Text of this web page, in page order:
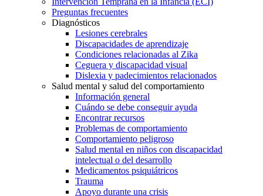
Preguntas frecuentes
Diagnósticos
Lesiones cerebrales
Discapacidades de aprendizaje
Condiciones relacionadas al Zika
Ceguera y discapacidad visual
Dislexia y padecimientos relacionados
Salud mental y salud del comportamiento
Información general
Cuándo se debe conseguir ayuda
Encontrar recursos
Problemas de comportamiento
Comportamiento peligroso
Salud mental en niños con discapacidad
intelectual o del desarrollo
Medicamentos psiquiátricos
Trauma
Apoyo durante una crisis